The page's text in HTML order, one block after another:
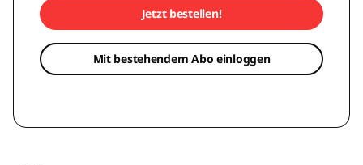
Jetzt bestellen!
Mit bestehendem Abo einloggen